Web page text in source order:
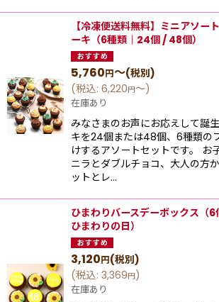
【冷凍便送料無料】ミニアソー
ーキ（6種類｜24個 / 48個）
5,760円～(税別)
(税込: 6,220円～)
在庫あり
みなさまのお声にお応えして誕
キを24個または48個、6種類の
けするアソートセットです。 お
ニラとダブルチョコ、大人の方
ットとレ…
ひまわりバースデーボックス（
ひまわりの日）
3,120円(税別)
(税込: 3,369円)
在庫あり